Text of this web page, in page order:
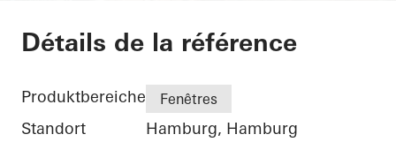
Houseboat
Détails de la référence
Produktbereiche Fenêtres
Standort
Hamburg, Hamburg